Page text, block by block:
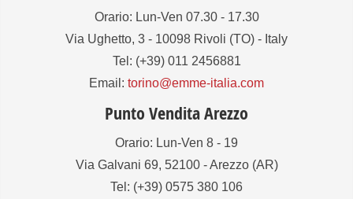
Orario: Lun-Ven 07.30 - 17.30
Via Ughetto, 3 - 10098 Rivoli (TO) - Italy
Tel: (+39) 011 2456881
Email: torino@emme-italia.com
Punto Vendita Arezzo
Orario: Lun-Ven 8 - 19
Via Galvani 69, 52100 - Arezzo (AR)
Tel: (+39) 0575 380 106